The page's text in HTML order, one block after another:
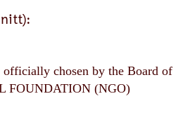
chosen by the Board of
FOUNDATION (NGO)